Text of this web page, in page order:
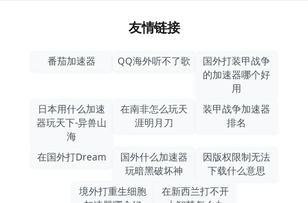
友情链接
番茄加速器 QQ海外听不了歌
国外打装甲战争
的加速器哪个好
用
日本用什么加速
器玩天下-异兽山
海
在南非怎么玩天
涯明月刀
装甲战争加速器
排名
在国外打Dream
国外什么加速器
玩暗黑破坏神
因版权限制无法
下载什么意思
境外打重生细胞
在新西兰打不开